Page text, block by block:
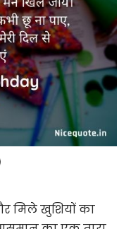
मिले खुशियों का